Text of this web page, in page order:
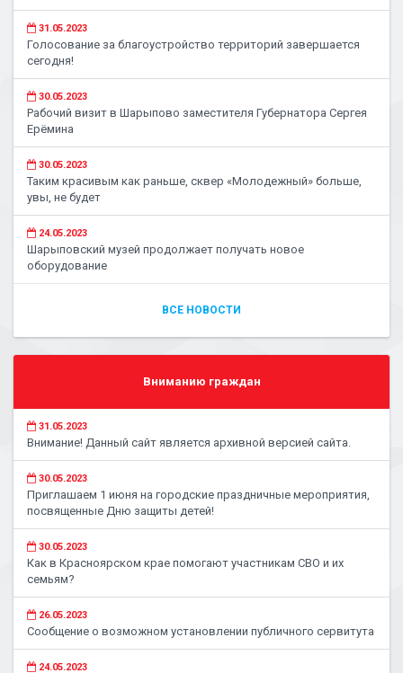
31.05.2023
Голосование за благоустройство территорий завершается
сегодня!
30.05.2023
Рабочий визит в Шарыпово заместителя Губернатора Сергея
Ерёмина
30.05.2023
Таким красивым как раньше, сквер «Молодежный» больше,
увы, не будет
24.05.2023
Шарыповский музей продолжает получать новое
оборудование
ВСЕ НОВОСТИ
Вниманию граждан
31.05.2023
Внимание! Данный сайт является архивной версией сайта.
30.05.2023
Приглашаем 1 июня на городские праздничные мероприятия,
посвященные Дню защиты детей!
30.05.2023
Как в Красноярском крае помогают участникам СВО и их
семьям?
26.05.2023
Сообщение о возможном установлении публичного сервитута
24.05.2023